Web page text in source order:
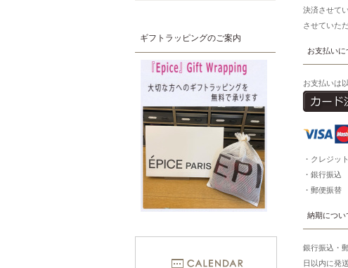
決済させて
させていた
お支払いに
お支払いは
・クレジッ
・銀行振込
・郵便振替
納期につい
銀行振込・
日以内に発
ギフトラッピングのご案内